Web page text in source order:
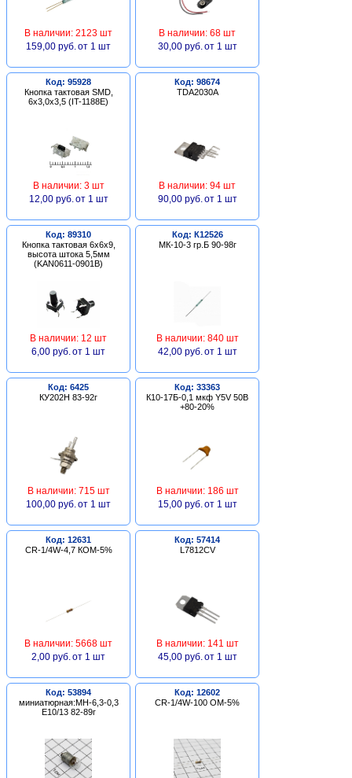
В наличии: 2123 шт
159,00 руб. от 1 шт
В наличии: 68 шт
30,00 руб. от 1 шт
Код: 95928
Кнопка тактовая SMD,
6х3,0х3,5 (IT-1188E)
В наличии: 3 шт
12,00 руб. от 1 шт
Код: 98674
TDA2030A
В наличии: 94 шт
90,00 руб. от 1 шт
Код: 89310
Кнопка тактовая 6х6х9,
высота штока 5,5мм
(KAN0611-0901B)
В наличии: 12 шт
6,00 руб. от 1 шт
Код: К12526
МК-10-3 гр.Б 90-98г
В наличии: 840 шт
42,00 руб. от 1 шт
Код: 6425
КУ202Н 83-92г
В наличии: 715 шт
100,00 руб. от 1 шт
Код: 33363
К10-17Б-0,1 мкф Y5V 50В
+80-20%
В наличии: 186 шт
15,00 руб. от 1 шт
Код: 12631
CR-1/4W-4,7 КОМ-5%
В наличии: 5668 шт
2,00 руб. от 1 шт
Код: 57414
L7812CV
В наличии: 141 шт
45,00 руб. от 1 шт
Код: 53894
миниатюрная:МН-6,3-0,3
Е10/13 82-89г
Код: 12602
CR-1/4W-100 ОМ-5%